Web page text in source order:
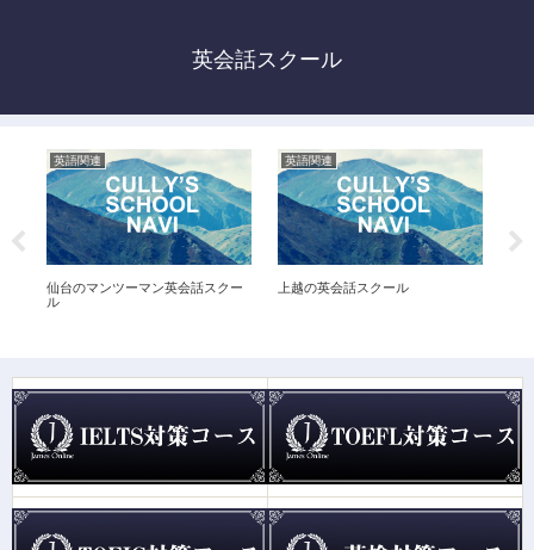
英会話スクール
英語関連
仙台のマンツーマン英会話スクー
ル
英語関連
上越の英会話スクール